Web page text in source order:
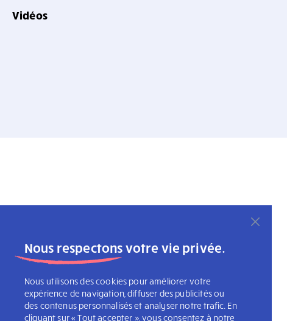
Nous respectons votre vie privée.
Nous utilisons des cookies pour améliorer votre
expérience de navigation, diffuser des publicités ou
des contenus personnalisés et analyser notre trafic. En
cliquant sur « Tout accepter », vous consentez à notre
Vidéos